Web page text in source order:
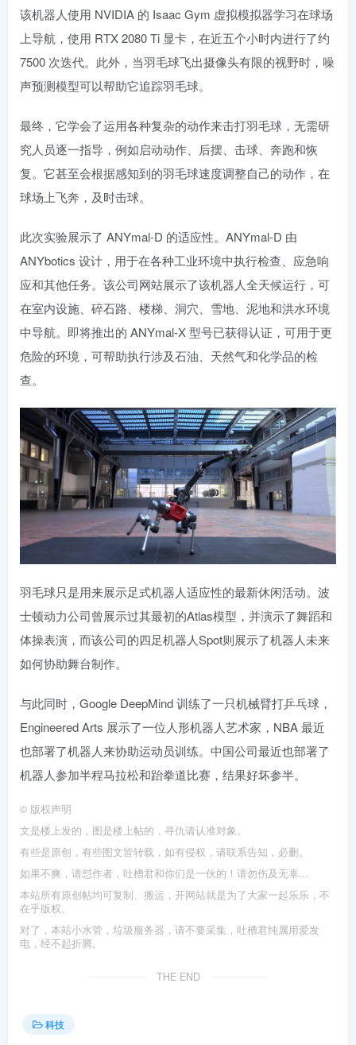
该机器人使用 NVIDIA 的 Isaac Gym 虚拟模拟器学习在球场
上导航，使用 RTX 2080 Ti 显卡，在近五个小时内进行了约
7500 次迭代。此外，当羽毛球飞出摄像头有限的视野时，噪
声预测模型可以帮助它追踪羽毛球。
最终，它学会了运用各种复杂的动作来击打羽毛球，无需研
究人员逐一指导，例如启动动作、后摆、击球、奔跑和恢
复。它甚至会根据感知到的羽毛球速度调整自己的动作，在
球场上飞奔，及时击球。
此次实验展示了 ANYmal-D 的适应性。ANYmal-D 由
ANYbotics 设计，用于在各种工业环境中执行检查、应急响
应和其他任务。该公司网站展示了该机器人全天候运行，可
在室内设施、碎石路、楼梯、洞穴、雪地、泥地和洪水环境
中导航。即将推出的 ANYmal-X 型号已获得认证，可用于更
危险的环境，可帮助执行涉及石油、天然气和化学品的检
查。
羽毛球只是用来展示足式机器人适应性的最新休闲活动。波
士顿动力公司曾展示过其最初的Atlas模型，并演示了舞蹈和
体操表演，而该公司的四足机器人Spot则展示了机器人未来
如何协助舞台制作。
与此同时，Google DeepMind 训练了一只机械臂打乒乓球，
Engineered Arts 展示了一位人形机器人艺术家，NBA 最近
也部署了机器人来协助运动员训练。中国公司最近也部署了
机器人参加半程马拉松和跆拳道比赛，结果好坏参半。
© 版权声明
文是楼上发的，图是楼上帖的，寻仇请认准对象。
有些是原创，有些图文皆转载，如有侵权，请联系告知，必删。
如果不爽，请怼作者，吐槽君和你们是一伙的！请勿伤及无辜...
本站所有原创帖均可复制、搬运，开网站就是为了大家一起乐乐，不
在乎版权。
对了，本站小水管，垃圾服务器，请不要采集，吐槽君纯属用爱发
电，经不起折腾。
THE END
科技